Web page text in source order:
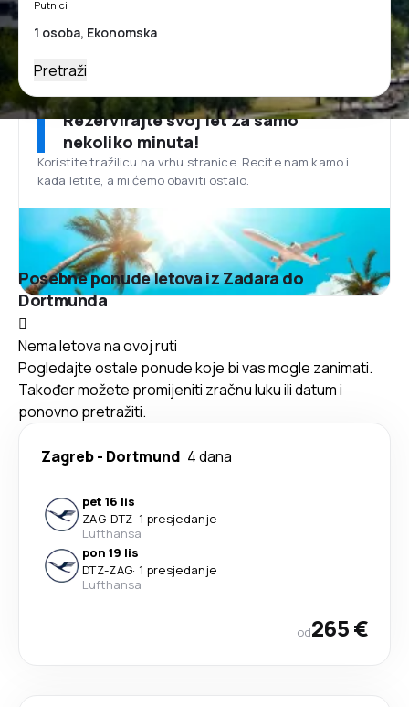
Putnici
Pretraži
Rezervirajte svoj let za samo
nekoliko minuta!
Koristite tražilicu na vrhu stranice. Recite nam kamo i
kada letite, a mi ćemo obaviti ostalo.
Posebne ponude letova iz Zadara do
Dortmunda
Nema letova na ovoj ruti
Pogledajte ostale ponude koje bi vas mogle zanimati.
Također možete promijeniti zračnu luku ili datum i
ponovno pretražiti.
Zagreb- Dortmund 4 dana
pet 16 lis
ZAG-DTZ· 1 presjedanje
Lufthansa
pon 19 lis
DTZ-ZAG· 1 presjedanje
Lufthansa
od265 €